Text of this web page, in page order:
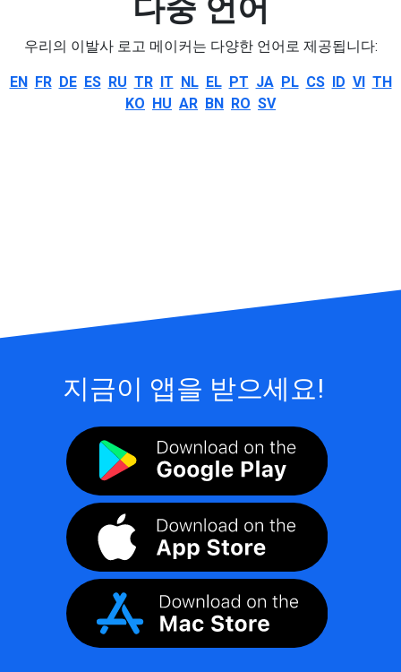
다중 언어
우리의 이발사 로고 메이커는 다양한 언어로 제공됩니다:
EN FR DE ES RU TR IT NL EL PT JA PL CS ID VI TH
KO HU AR BN RO SV
지금이 앱을 받으세요!